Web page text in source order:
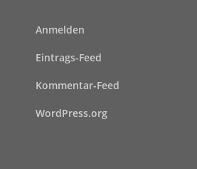
Anmelden
Eintrags-Feed
Kommentar-Feed
WordPress.org